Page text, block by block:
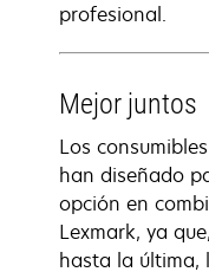
profesional.
Mejor juntos
Los
han diseñado
opción en
Lexmark, ya
hasta la última,